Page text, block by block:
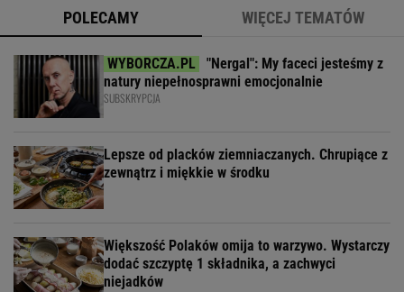
POLECAMY WIĘCEJ TEMATÓW
"Nergal": My faceci jesteśmy z
natury niepełnosprawni emocjonalnie
SUBSKRYPCJA
Lepsze od placków ziemniaczanych. Chrupiące z
zewnątrz i miękkie w środku
Większość Polaków omija to warzywo. Wystarczy
dodać szczyptę 1 składnika, a zachwyci
niejadków